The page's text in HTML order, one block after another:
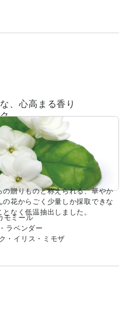
、心高まる香り
贈りものと称えられる、華やか
花からごく少量しか採取できな
なく低温抽出しました。
モミール
ラベンダー
・イリス・ミモザ